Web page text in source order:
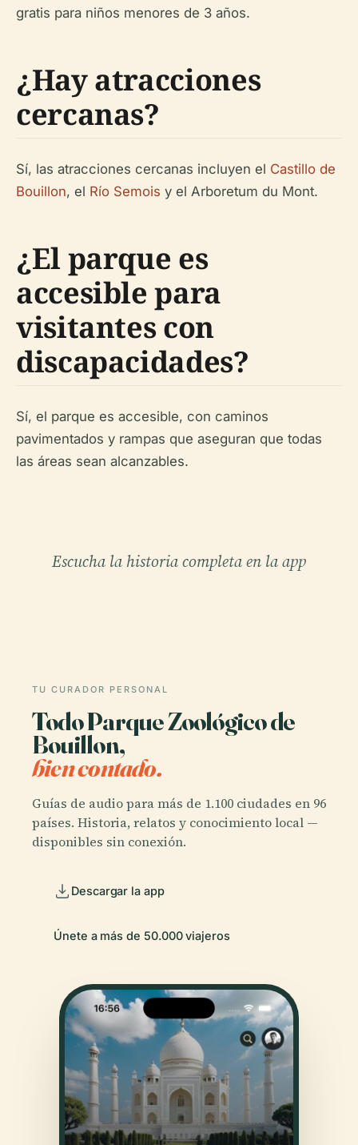
gratis para niños menores de 3 años.
¿Hay atracciones
cercanas?
Sí, las atracciones cercanas incluyen el Castillo de
Bouillon, el Río Semois y el Arboretum du Mont.
¿El parque es
accesible para
visitantes con
discapacidades?
Sí, el parque es accesible, con caminos
pavimentados y rampas que aseguran que todas
las áreas sean alcanzables.
Escucha la historia completa en la app
TU CURADOR PERSONAL
Todo Parque Zoológico de
Bouillon,
bien contado.
Guías de audio para más de 1.100 ciudades en 96
países. Historia, relatos y conocimiento local —
disponibles sin conexión.
Descargar la app
Únete a más de 50.000 viajeros